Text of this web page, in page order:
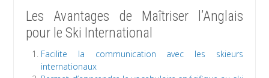
Les Avantages de Maîtriser l’Anglais
pour le Ski International
Facilite la communication avec les skieurs
internationaux